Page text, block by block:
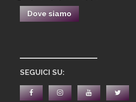
Dove siamo
SEGUICI SU: